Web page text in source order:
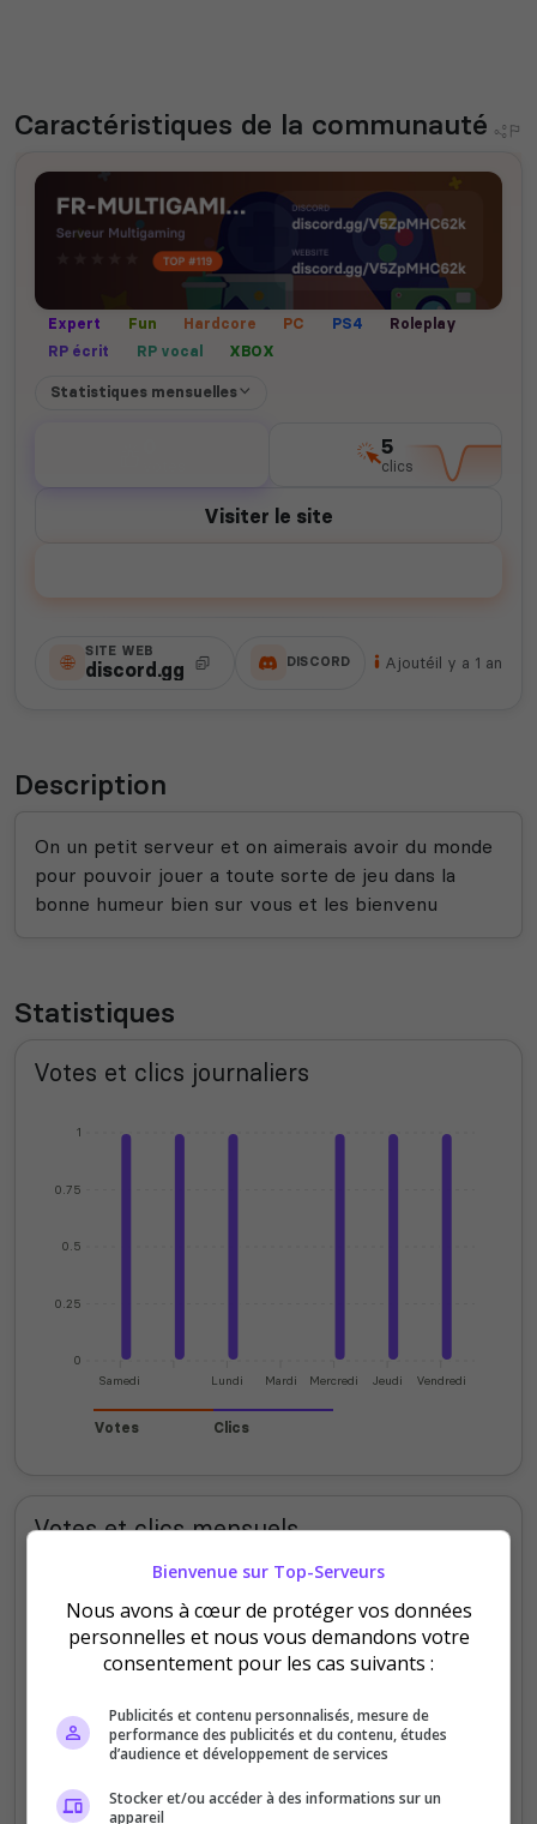
Caractéristiques de la communauté
Expert Fun Hardcore PC PS4
Roleplay
RP écrit
RP vocal XBOX
Statistiques mensuelles
5
clics
Visiter le site
SITE WEB
discord.gg DISCORD Ajoutéil y a 1 an
Description
On un petit serveur et on aimerais avoir du monde
pour pouvoir jouer a toute sorte de jeu dans la
bonne humeur bien sur vous et les bienvenu
Statistiques
Votes et clics journaliers
0
0.25
0.5
0.75
1
Samedi Lundi Mardi Mercredi Jeudi Vendredi
Votes Clics
Votes et clics mensuels
0
150
Bienvenue sur Top-Serveurs
Nous avons à cœur de protéger vos données
personnelles et nous vous demandons votre
consentement pour les cas suivants :
Publicités et contenu personnalisés, mesure de
performance des publicités et du contenu, études
d’audience et développement de services
Stocker et/ou accéder à des informations sur un
appareil